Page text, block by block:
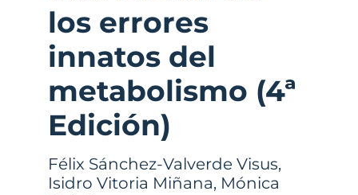
los errores
innatos del
metabolismo (4ª
Edición)
Félix Sánchez-Valverde Visus,
Isidro Vitoria Miñana, Mónica